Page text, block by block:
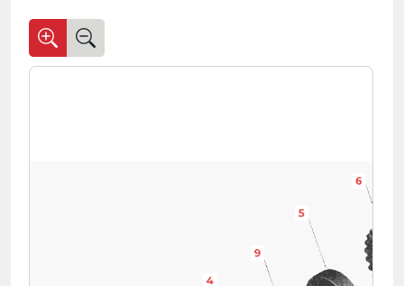
9
9
9
9
9
9
9
9
9
9
9
9
9
6
6
5
4